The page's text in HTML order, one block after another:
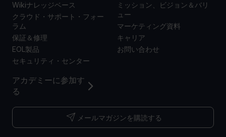
アカデミーに参加す
る
メールマガジンを購読する
Wikiナレッジベース
クラウド・サポート・フォー
ラム
保証＆修理
EOL製品
セキュリティ・センター
ミッション、ビジョン＆バリ
ュー
マーケティング資料
キャリア
お問い合わせ